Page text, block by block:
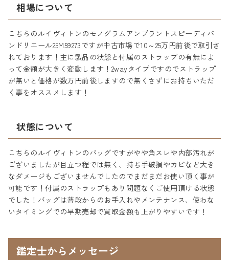
相場について
こちらのルイヴィトンのモノグラムアンプラントスピーディバ
ンドリエール25M59273ですが中古市場で10～25万円前後で取引さ
れております！主に製品の状態と付属のストラップの有無によ
って金額が大きく変動します！2wayタイプですのでストラップ
が無いと価格が数万円前後しますので無くさずにお持ちいただ
く事をオススメします！
状態について
こちらのルイヴィトンのバッグですがやや角スレや内部汚れが
ございましたが目立つ程では無く、持ち手破損やカビなど大き
なダメージもございませんでしたのでまだまだお使い頂く事が
可能です！付属のストラップもあり問題なくご使用頂ける状態
でした！バッグは普段からのお手入れやメンテナンス、使わな
いタイミングでの早期売却で買取金額も上がりやすいです！
鑑定士からメッセージ